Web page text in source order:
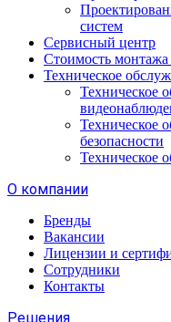
систем
Сервисный центр
Стоимость
Техническое
Техническое
Техническое
безопасности
Техническое
О компании
Бренды
Вакансии
Лицензии и
Сотрудники
Контакты
Решения